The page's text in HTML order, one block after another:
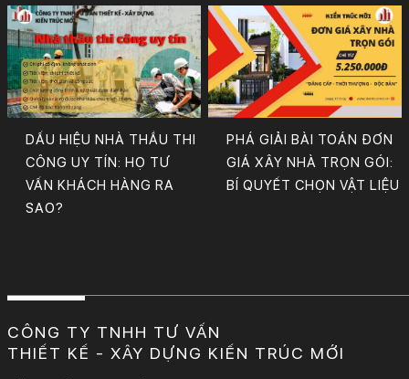
DẤU HIỆU NHÀ THẦU THI
CÔNG UY TÍN: HỌ TƯ
VẤN KHÁCH HÀNG RA
SAO?
PHÁ GIẢI BÀI TOÁN ĐƠN
GIÁ XÂY NHÀ TRỌN GÓI:
BÍ QUYẾT CHỌN VẬT LIỆU
CÔNG TY TNHH TƯ VẤN
THIẾT KẾ - XÂY DỰNG KIẾN TRÚC MỚI